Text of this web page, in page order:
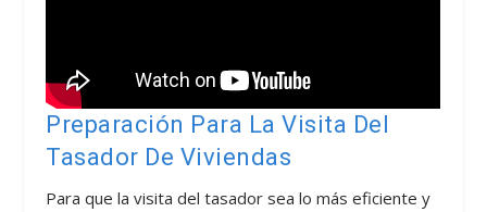
Preparación Para La Visita Del
Tasador De Viviendas
Para que la visita del tasador sea lo más eficiente y